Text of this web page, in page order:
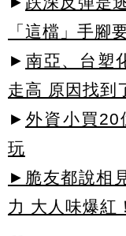
「這檔」手腳
► 南亞、台塑
走高 原因找到
► 外資小買20
玩
►脆友都說相
力 大人味爆紅！